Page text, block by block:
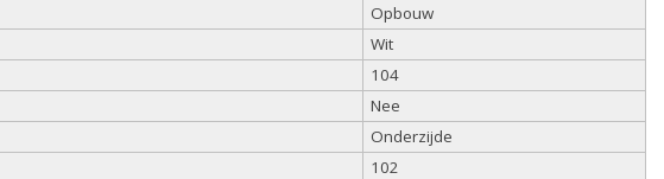
Opbouw
Wit
104
Nee
Onderzijde
102